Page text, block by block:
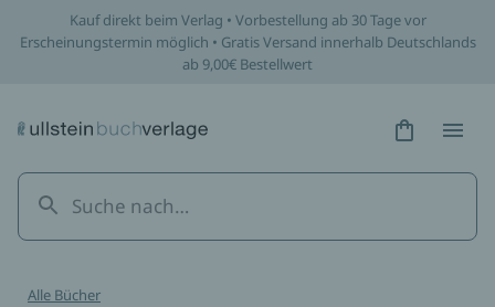
Kauf direkt beim Verlag • Vorbestellung ab 30 Tage vor
Erscheinungstermin möglich • Gratis Versand innerhalb Deutschlands
ab 9,00€ Bestellwert
Hidden
Alle Bücher